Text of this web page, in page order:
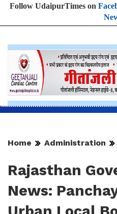
Follow UdaipurTimes on
Home Administration
Rajasthan
News: